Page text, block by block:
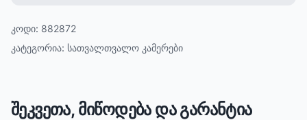
კოდი: 882872
კატეგორია: სათვალთვალო კამერები
შეკვეთა, მიწოდება და გარანტია